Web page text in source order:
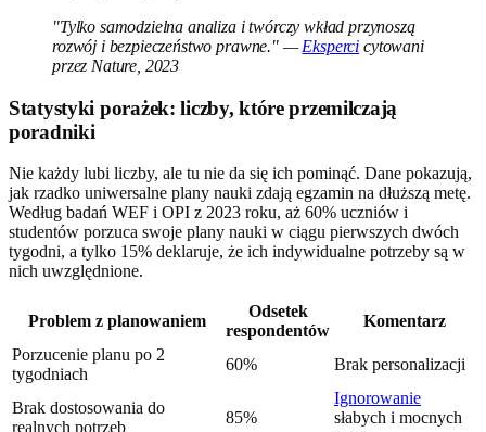
"Tylko samodzielna analiza i twórczy wkład przynoszą
rozwój i bezpieczeństwo prawne." —Eksperci cytowani
przez Nature, 2023
Statystyki porażek: liczby, które przemilczają
poradniki
Nie każdy lubi liczby, ale tu nie da się ich pominąć. Dane pokazują,
jak rzadko uniwersalne plany nauki zdają egzamin na dłuższą metę.
Według badań WEF i OPI z 2023 roku, aż 60% uczniów i
studentów porzuca swoje plany nauki w ciągu pierwszych dwóch
tygodni, a tylko 15% deklaruje, że ich indywidualne potrzeby są w
nich uwzględnione.
Problem z planowaniem
Odsetek
respondentów
Komentarz
Porzucenie planu po 2
tygodniach
60% Brak personalizacji
Brak dostosowania do
realnych potrzeb
85%
Ignorowanie
słabych i mocnych